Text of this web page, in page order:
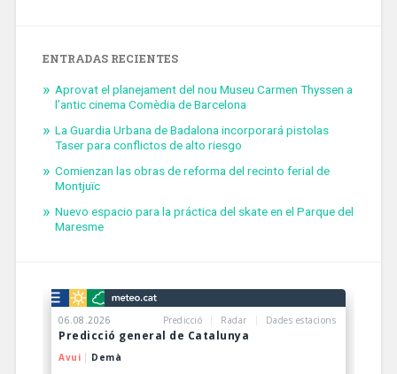
ENTRADAS RECIENTES
Aprovat el planejament del nou Museu Carmen Thyssen a
l’antic cinema Comèdia de Barcelona
La Guardia Urbana de Badalona incorporará pistolas
Taser para conflictos de alto riesgo
Comienzan las obras de reforma del recinto ferial de
Montjuïc
Nuevo espacio para la práctica del skate en el Parque del
Maresme